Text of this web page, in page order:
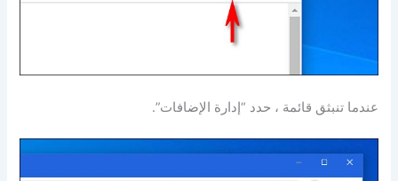
عندما تنبثق قائمة ، حدد “إدارة الإضافات”.